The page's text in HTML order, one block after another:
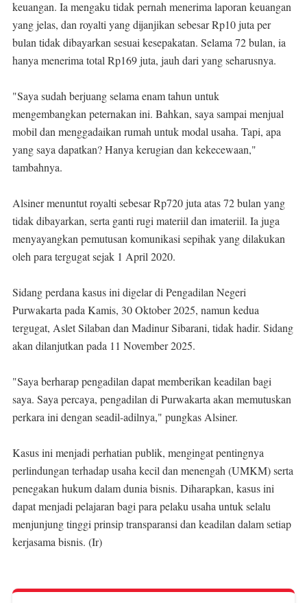
keuangan. Ia mengaku tidak pernah menerima laporan keuangan
yang jelas, dan royalti yang dijanjikan sebesar Rp10 juta per
bulan tidak dibayarkan sesuai kesepakatan. Selama 72 bulan, ia
hanya menerima total Rp169 juta, jauh dari yang seharusnya.
"Saya sudah berjuang selama enam tahun untuk
mengembangkan peternakan ini. Bahkan, saya sampai menjual
mobil dan menggadaikan rumah untuk modal usaha. Tapi, apa
yang saya dapatkan? Hanya kerugian dan kekecewaan,"
tambahnya.
Alsiner menuntut royalti sebesar Rp720 juta atas 72 bulan yang
tidak dibayarkan, serta ganti rugi materiil dan imateriil. Ia juga
menyayangkan pemutusan komunikasi sepihak yang dilakukan
oleh para tergugat sejak 1 April 2020.
Sidang perdana kasus ini digelar di Pengadilan Negeri
Purwakarta pada Kamis, 30 Oktober 2025, namun kedua
tergugat, Aslet Silaban dan Madinur Sibarani, tidak hadir. Sidang
akan dilanjutkan pada 11 November 2025.
"Saya berharap pengadilan dapat memberikan keadilan bagi
saya. Saya percaya, pengadilan di Purwakarta akan memutuskan
perkara ini dengan seadil-adilnya," pungkas Alsiner.
Kasus ini menjadi perhatian publik, mengingat pentingnya
perlindungan terhadap usaha kecil dan menengah (UMKM) serta
penegakan hukum dalam dunia bisnis. Diharapkan, kasus ini
dapat menjadi pelajaran bagi para pelaku usaha untuk selalu
menjunjung tinggi prinsip transparansi dan keadilan dalam setiap
kerjasama bisnis. (Ir)